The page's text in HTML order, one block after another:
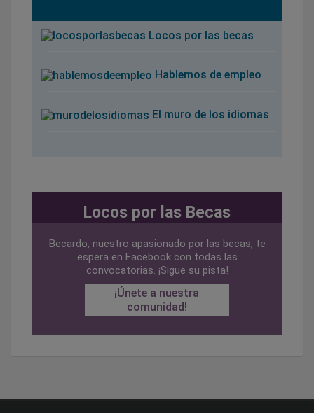
Locos por las becas
Hablemos de empleo
El muro de los idiomas
Locos por las Becas
Becardo, nuestro apasionado por las becas, te
espera en Facebook con todas las
convocatorias. ¡Sigue su pista!
¡Únete a nuestra
comunidad!